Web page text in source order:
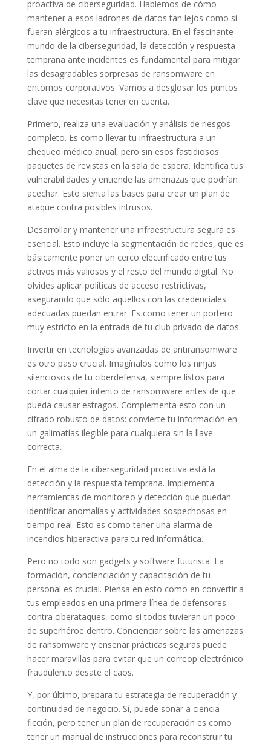
proactiva de ciberseguridad. Hablemos de cómo
mantener a esos ladrones de datos tan lejos como si
fueran alérgicos a tu infraestructura. En el fascinante
mundo de la ciberseguridad, la detección y respuesta
temprana ante incidentes es fundamental para mitigar
las desagradables sorpresas de ransomware en
entornos corporativos. Vamos a desglosar los puntos
clave que necesitas tener en cuenta.
Primero, realiza una evaluación y análisis de riesgos
completo. Es como llevar tu infraestructura a un
chequeo médico anual, pero sin esos fastidiosos
paquetes de revistas en la sala de espera. Identifica tus
vulnerabilidades y entiende las amenazas que podrían
acechar. Esto sienta las bases para crear un plan de
ataque contra posibles intrusos.
Desarrollar y mantener una infraestructura segura es
esencial. Esto incluye la segmentación de redes, que es
básicamente poner un cerco electrificado entre tus
activos más valiosos y el resto del mundo digital. No
olvides aplicar políticas de acceso restrictivas,
asegurando que sólo aquellos con las credenciales
adecuadas puedan entrar. Es como tener un portero
muy estricto en la entrada de tu club privado de datos.
Invertir en tecnologías avanzadas de antiransomware
es otro paso crucial. Imagínalos como los ninjas
silenciosos de tu ciberdefensa, siempre listos para
cortar cualquier intento de ransomware antes de que
pueda causar estragos. Complementa esto con un
cifrado robusto de datos: convierte tu información en
un galimatías ilegible para cualquiera sin la llave
correcta.
En el alma de la ciberseguridad proactiva está la
detección y la respuesta temprana. Implementa
herramientas de monitoreo y detección que puedan
identificar anomalías y actividades sospechosas en
tiempo real. Esto es como tener una alarma de
incendios hiperactiva para tu red informática.
Pero no todo son gadgets y software futurista. La
formación, concienciación y capacitación de tu
personal es crucial. Piensa en esto como en convertir a
tus empleados en una primera línea de defensores
contra ciberataques, como si todos tuvieran un poco
de superhéroe dentro. Concienciar sobre las amenazas
de ransomware y enseñar prácticas seguras puede
hacer maravillas para evitar que un correop electrónico
fraudulento desate el caos.
Y, por último, prepara tu estrategia de recuperación y
continuidad de negocio. Sí, puede sonar a ciencia
ficción, pero tener un plan de recuperación es como
tener un manual de instrucciones para reconstruir tu